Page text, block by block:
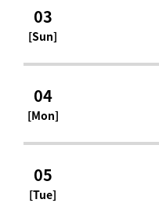
03
[Sun]
04
[Mon]
05
[Tue]